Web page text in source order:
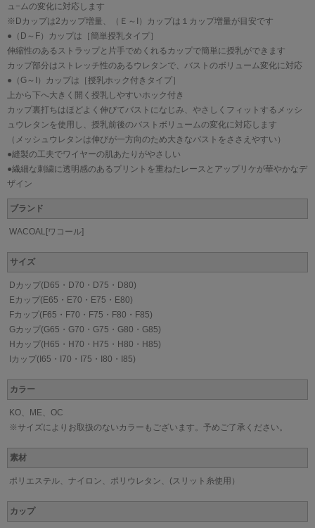
ュ−ムの変化に対応します
※Dカップは2カップ増量、（Ｅ～I）カップは１カップ増量が目安です
●（D～F）カップは［簡単授乳タイプ］
伸縮性のあるストラップと片手でめくれるカップで簡単に授乳ができます
カップ部分はストレッチ性のあるウレタンで、バストのボリューム変化に対応
●（G～I）カップは［授乳ホック付きタイプ］
上から下へ大きく開く授乳しやすいホック付き
カップ裏打ちはほどよく伸びてバストになじみ、やさしくフィットするメッシ
ュウレタンを使用し、授乳前後のバストボリュームの変化に対応します
（メッシュウレタンは伸びが一方向のため大きなバストをささえやすい）
●縫製の工夫でワイヤーの肌あたりがやさしい
●繊細な刺繍に透明感のあるプリントを重ねたレースとアップリケが華やかなデ
ザイン
ブランド
WACOAL[ワコール]
サイズ
Dカップ(D65・D70・D75・D80)
Eカップ(E65・E70・E75・E80)
Fカップ(F65・F70・F75・F80・F85)
Gカップ(G65・G70・G75・G80・G85)
Hカップ(H65・H70・H75・H80・H85)
Iカップ(I65・I70・I75・I80・I85)
カラー
KO、ME、OC
※サイズによりお取扱のないカラーもございます。予めご了承ください。
素材
ポリエステル、ナイロン、ポリウレタン、(スリット糸使用）
カップ